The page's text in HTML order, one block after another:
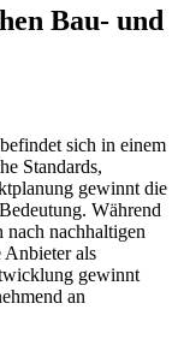
Bau- und
sich in einem
Standards,
gewinnt die
Während
nachhaltigen
Anbieter als
gewinnt
an